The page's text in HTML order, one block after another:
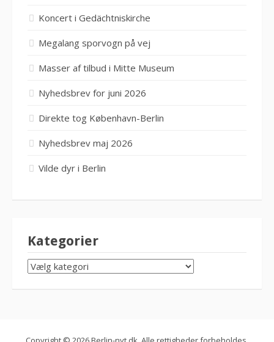
Koncert i Gedächtniskirche
Megalang sporvogn på vej
Masser af tilbud i Mitte Museum
Nyhedsbrev for juni 2026
Direkte tog København-Berlin
Nyhedsbrev maj 2026
Vilde dyr i Berlin
Kategorier
KATEGORIER